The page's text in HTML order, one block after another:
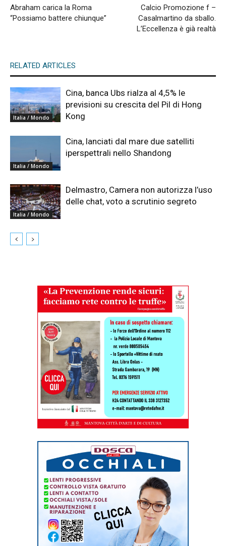
Abraham carica la Roma
“Possiamo battere chiunque”
Calcio Promozione f –
Casalmartino da sballo.
L’Eccellenza è già realtà
RELATED ARTICLES
Italia / Mondo
Cina, banca Ubs rialza al 4,5% le
previsioni su crescita del Pil di Hong
Kong
Italia / Mondo
Cina, lanciati dal mare due satelliti
iperspettrali nello Shandong
Italia / Mondo
Delmastro, Camera non autorizza l’uso
delle chat, voto a scrutinio segreto